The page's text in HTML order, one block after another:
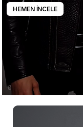
HEMEN İNCELE